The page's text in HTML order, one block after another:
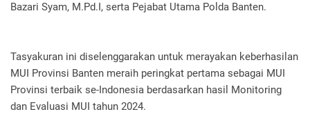
Bazari Syam, M.Pd.I, serta Pejabat Utama Polda Banten.
Tasyakuran ini diselenggarakan untuk merayakan keberhasilan
MUI Provinsi Banten meraih peringkat pertama sebagai MUI
Provinsi terbaik se-Indonesia berdasarkan hasil Monitoring
dan Evaluasi MUI tahun 2024.